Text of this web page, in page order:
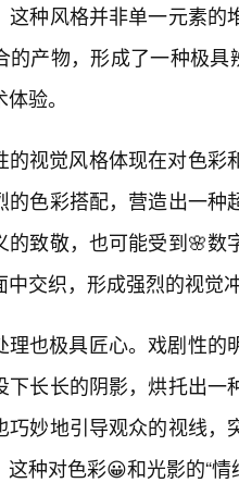
这种风格并非单一元素
的产物，形成了一种极
验。
的视觉风格体现在对色
的色彩搭配，营造出一
的致敬，也可能受到🌸
中交织，形成强烈的视觉
理也极具匠心。戏剧性
下长长的阴影，烘托出
巧妙地引导观众的视线
种对色彩😀和光影的“